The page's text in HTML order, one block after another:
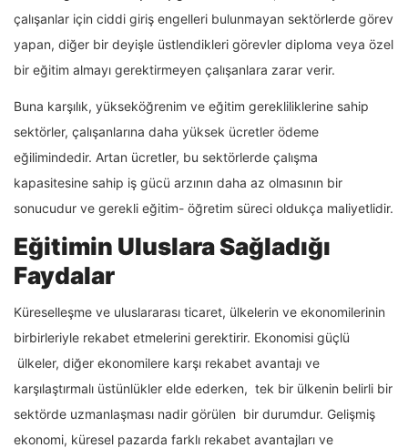
çalışanlar için ciddi giriş engelleri bulunmayan sektörlerde görev
yapan, diğer bir deyişle üstlendikleri görevler diploma veya özel
bir eğitim almayı gerektirmeyen çalışanlara zarar verir.
Buna karşılık, yükseköğrenim ve eğitim gerekliliklerine sahip
sektörler, çalışanlarına daha yüksek ücretler ödeme
eğilimindedir. Artan ücretler, bu sektörlerde çalışma
kapasitesine sahip iş gücü arzının daha az olmasının bir
sonucudur ve gerekli eğitim- öğretim süreci oldukça maliyetlidir.
Eğitimin Uluslara Sağladığı
Faydalar
Küreselleşme ve uluslararası ticaret, ülkelerin ve ekonomilerinin
birbirleriyle rekabet etmelerini gerektirir. Ekonomisi güçlü
ülkeler, diğer ekonomilere karşı rekabet avantajı ve
karşılaştırmalı üstünlükler elde ederken, tek bir ülkenin belirli bir
sektörde uzmanlaşması nadir görülen bir durumdur. Gelişmiş
ekonomi, küresel pazarda farklı rekabet avantajları ve